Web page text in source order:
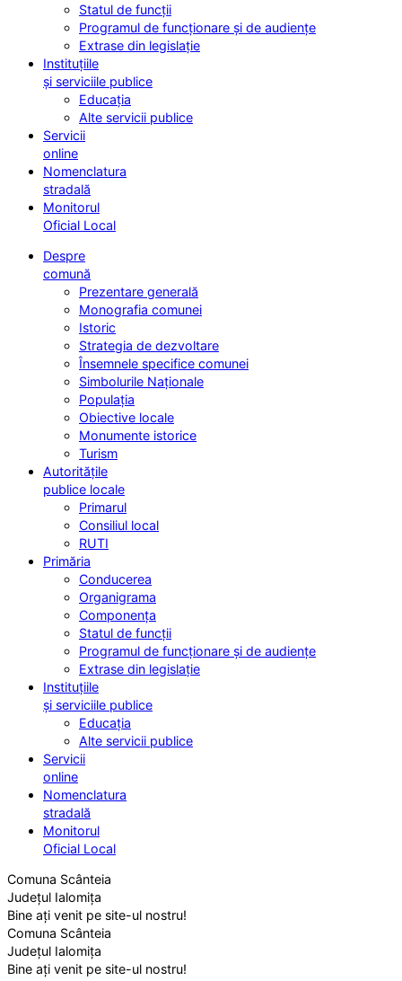
Statul de funcții
Programul de funcționare și de audiențe
Extrase din legislație
Instituțiile
și serviciile publice
Educația
Alte servicii publice
Servicii
online
Nomenclatura
stradală
Monitorul
Oficial Local
Despre
comună
Prezentare generală
Monografia comunei
Istoric
Strategia de dezvoltare
Însemnele specifice comunei
Simbolurile Naționale
Populația
Obiective locale
Monumente istorice
Turism
Autoritățile
publice locale
Primarul
Consiliul local
RUTI
Primăria
Conducerea
Organigrama
Componența
Statul de funcții
Programul de funcționare și de audiențe
Extrase din legislație
Instituțiile
și serviciile publice
Educația
Alte servicii publice
Servicii
online
Nomenclatura
stradală
Monitorul
Oficial Local
Comuna Scânteia
Județul Ialomița
Bine ați venit pe site-ul nostru!
Comuna Scânteia
Județul Ialomița
Bine ați venit pe site-ul nostru!